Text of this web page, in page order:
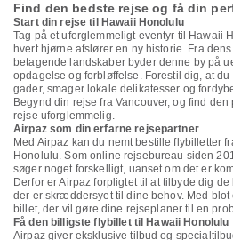
Find den bedste rejse og få din
Start din rejse til Hawaii Honolulu
Tag på et uforglemmeligt eventyr til Hawaii
hvert hjørne afslører en ny historie. Fra
betagende landskaber byder denne by på
opdagelse og forbløffelse. Forestil dig, at
gader, smager lokale delikatesser og
Begynd din rejse fra Vancouver, og find
rejse uforglemmelig.
Airpaz som din erfarne rejsepartner
Med Airpaz kan du nemt bestille flybilletter
Honolulu. Som online rejsebureau siden
søger noget forskelligt, uanset om det er
Derfor er Airpaz forpligtet til at tilbyde dig
der er skræddersyet til dine behov. Med
billet, der vil gøre dine rejseplaner til en
Få den billigste flybillet til Hawaii Honolulu
Airpaz giver eksklusive tilbud og